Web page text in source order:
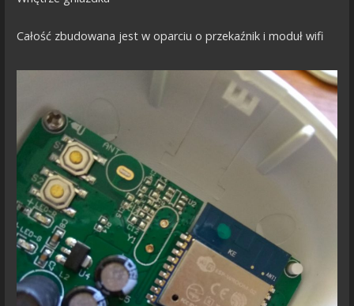
Całość zbudowana jest w oparciu o przekaźnik i moduł wifi